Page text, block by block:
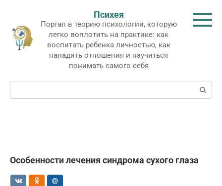
контенту
Психея
Портал в теорию психологии, которую
легко воплотить на практике: как
воспитать ребенка личностью, как
наладить отношения и научиться
понимать самого себя
Поиск:
Особенности лечения синдрома сухого глаза